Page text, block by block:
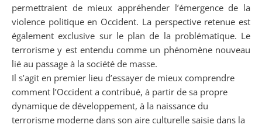
permettraient de mieux appréhender l’émergence de la
violence politique en Occident. La perspective retenue est
également exclusive sur le plan de la problématique. Le
terrorisme y est entendu comme un phénomène nouveau
lié au passage à la société de masse.
Il s’agit en premier lieu d’essayer de mieux comprendre
comment l’Occident a contribué, à partir de sa propre
dynamique de développement, à la naissance du
terrorisme moderne dans son aire culturelle saisie dans la